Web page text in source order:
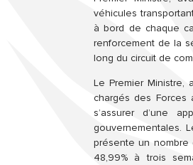
véhicules
à bord de chaque
renforcement de la
long du circuit de
Le Premier Ministre,
chargés des
s’assurer d’une
gouvernementales.
présente un
48,99% à trois